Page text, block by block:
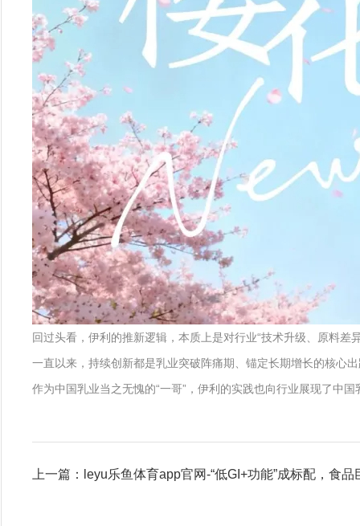
回过头看，伊利的推新逻辑，本质上是对行业“技术升级、原料差
一直以来，持续创新都是乳业突破阵痛期、锚定长期增长的核心
作为中国乳业当之无愧的“一哥”，伊利的实践也向行业展现了中
上一篇：leyu乐鱼体育app官网-“低GI+功能”成标配，食